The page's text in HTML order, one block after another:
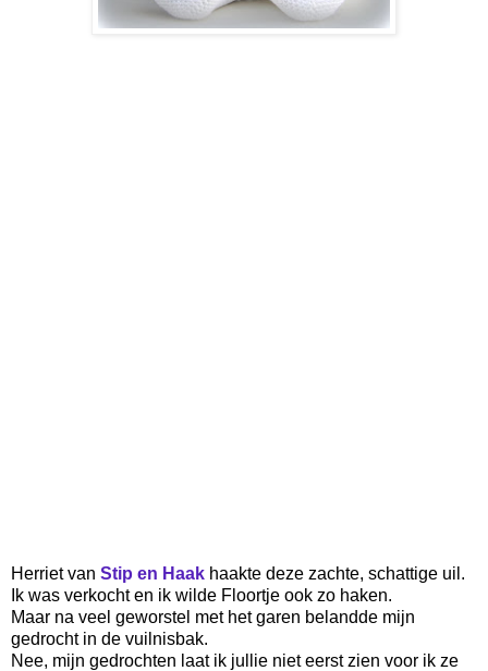
Herriet van Stip en Haak haakte deze zachte, schattige uil.
Ik was verkocht en ik wilde Floortje ook zo haken.
Maar na veel geworstel met het garen belandde mijn
gedrocht in de vuilnisbak.
Nee, mijn gedrochten laat ik jullie niet eerst zien voor ik ze